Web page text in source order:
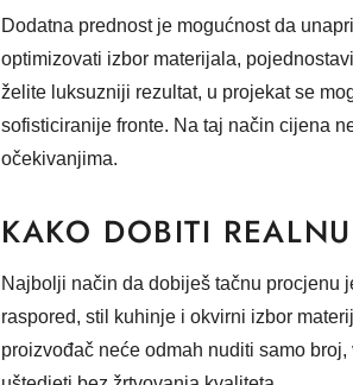
Dodatna prednost je mogućnost da
optimizovati izbor materijala,
želite luksuzniji rezultat, u projekat se
sofisticiranije fronte. Na taj način cijena
očekivanjima.
KAKO DOBITI
Najbolji način da dobiješ tačnu procjenu
raspored, stil kuhinje i okvirni izbor
proizvođač neće odmah nuditi samo